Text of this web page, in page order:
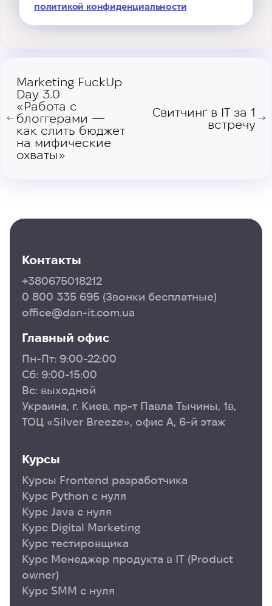
политикой конфиденциальности
←
Marketing FuckUp
Day 3.0
«Работа с
блоггерами —
как слить бюджет
на мифические
охваты»
Свитчинг в IТ за 1
встречу →
Контакты
+380675018212
0 800 335 695 (Звонки бесплатные)
office@dan-it.com.ua
Главный офис
Пн-Пт: 9:00-22:00
Сб: 9:00-15:00
Вс: выходной
Украина, г. Киев, пр-т Павла Тычины, 1в,
ТОЦ «Silver Breeze», офис А, 6-й этаж
Курсы
Курсы Frontend разработчика
Курс Python с нуля
Курс Java с нуля
Курс Digital Marketing
Курс тестировщика
Курс Менеджер продукта в ІТ (Product
owner)
Курс SMM с нуля